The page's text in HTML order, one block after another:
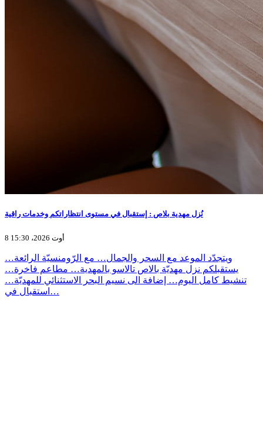
نُزل مهدية بلاص : إستقبال في مستوى انتظاراتكم وخدمات راقية
8 أوت 2026، 15:30
ويتجدّد الموعد مع السحر والجمال… مع الرّومنسيّة الرائعة…
يستقبلكم نزل مهديّة بالاص تالاسو بالمهدية… مطاعم فاخرة…
تنشيط كامل اليوم… إضافة الى نسيم البحر الاستثنائي للمهديّة…
استقبال في…